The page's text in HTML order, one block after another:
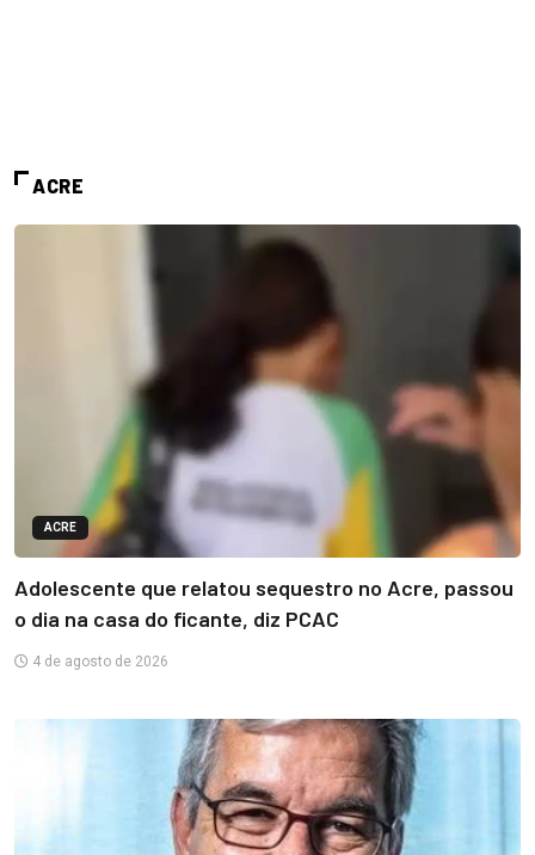
ACRE
ACRE
Adolescente que relatou sequestro no Acre, passou
o dia na casa do ficante, diz PCAC
4 de agosto de 2026